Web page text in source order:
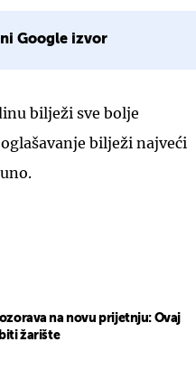
Google izvor
bilježi sve bolje
bilježi najveći
na novu prijetnju: Ovaj
žarište